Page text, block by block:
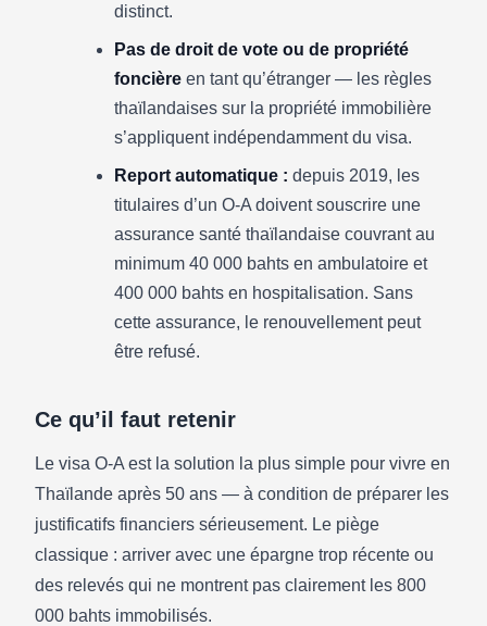
distinct.
Pas de droit de vote ou de propriété
foncière en tant qu’étranger — les règles
thaïlandaises sur la propriété immobilière
s’appliquent indépendamment du visa.
Report automatique : depuis 2019, les
titulaires d’un O-A doivent souscrire une
assurance santé thaïlandaise couvrant au
minimum 40 000 bahts en ambulatoire et
400 000 bahts en hospitalisation. Sans
cette assurance, le renouvellement peut
être refusé.
Ce qu’il faut retenir
Le visa O-A est la solution la plus simple pour vivre en
Thaïlande après 50 ans — à condition de préparer les
justificatifs financiers sérieusement. Le piège
classique : arriver avec une épargne trop récente ou
des relevés qui ne montrent pas clairement les 800
000 bahts immobilisés.